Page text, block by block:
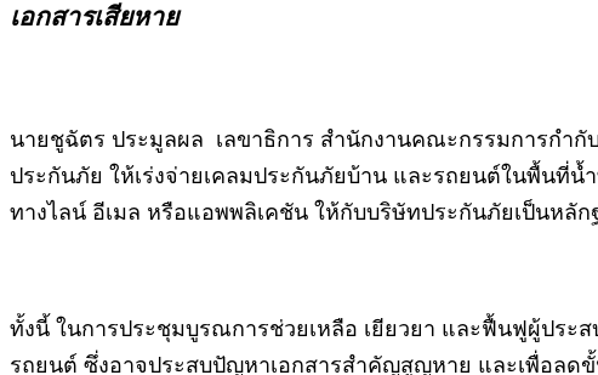
เอกสารเสียหาย
นายชูฉัตร ประมูลผล เลขาธิการ สำนักงานคณะกรรมการกำกั
ประกันภัย ให้เร่งจ่ายเคลมประกันภัยบ้าน และรถยนต์ในพื้นที่
ทางไลน์ อีเมล หรือแอพพลิเคชัน ให้กับบริษัทประกันภัยเป็นหลัก
ทั้งนี้ ในการประชุมบูรณการช่วยเหลือ เยียวยา และฟื้นฟูผู้ปร
รถยนต์ ซึ่งอาจประสบปัญหาเอกสารสำคัญสูญหาย และเพื่อลดขั้